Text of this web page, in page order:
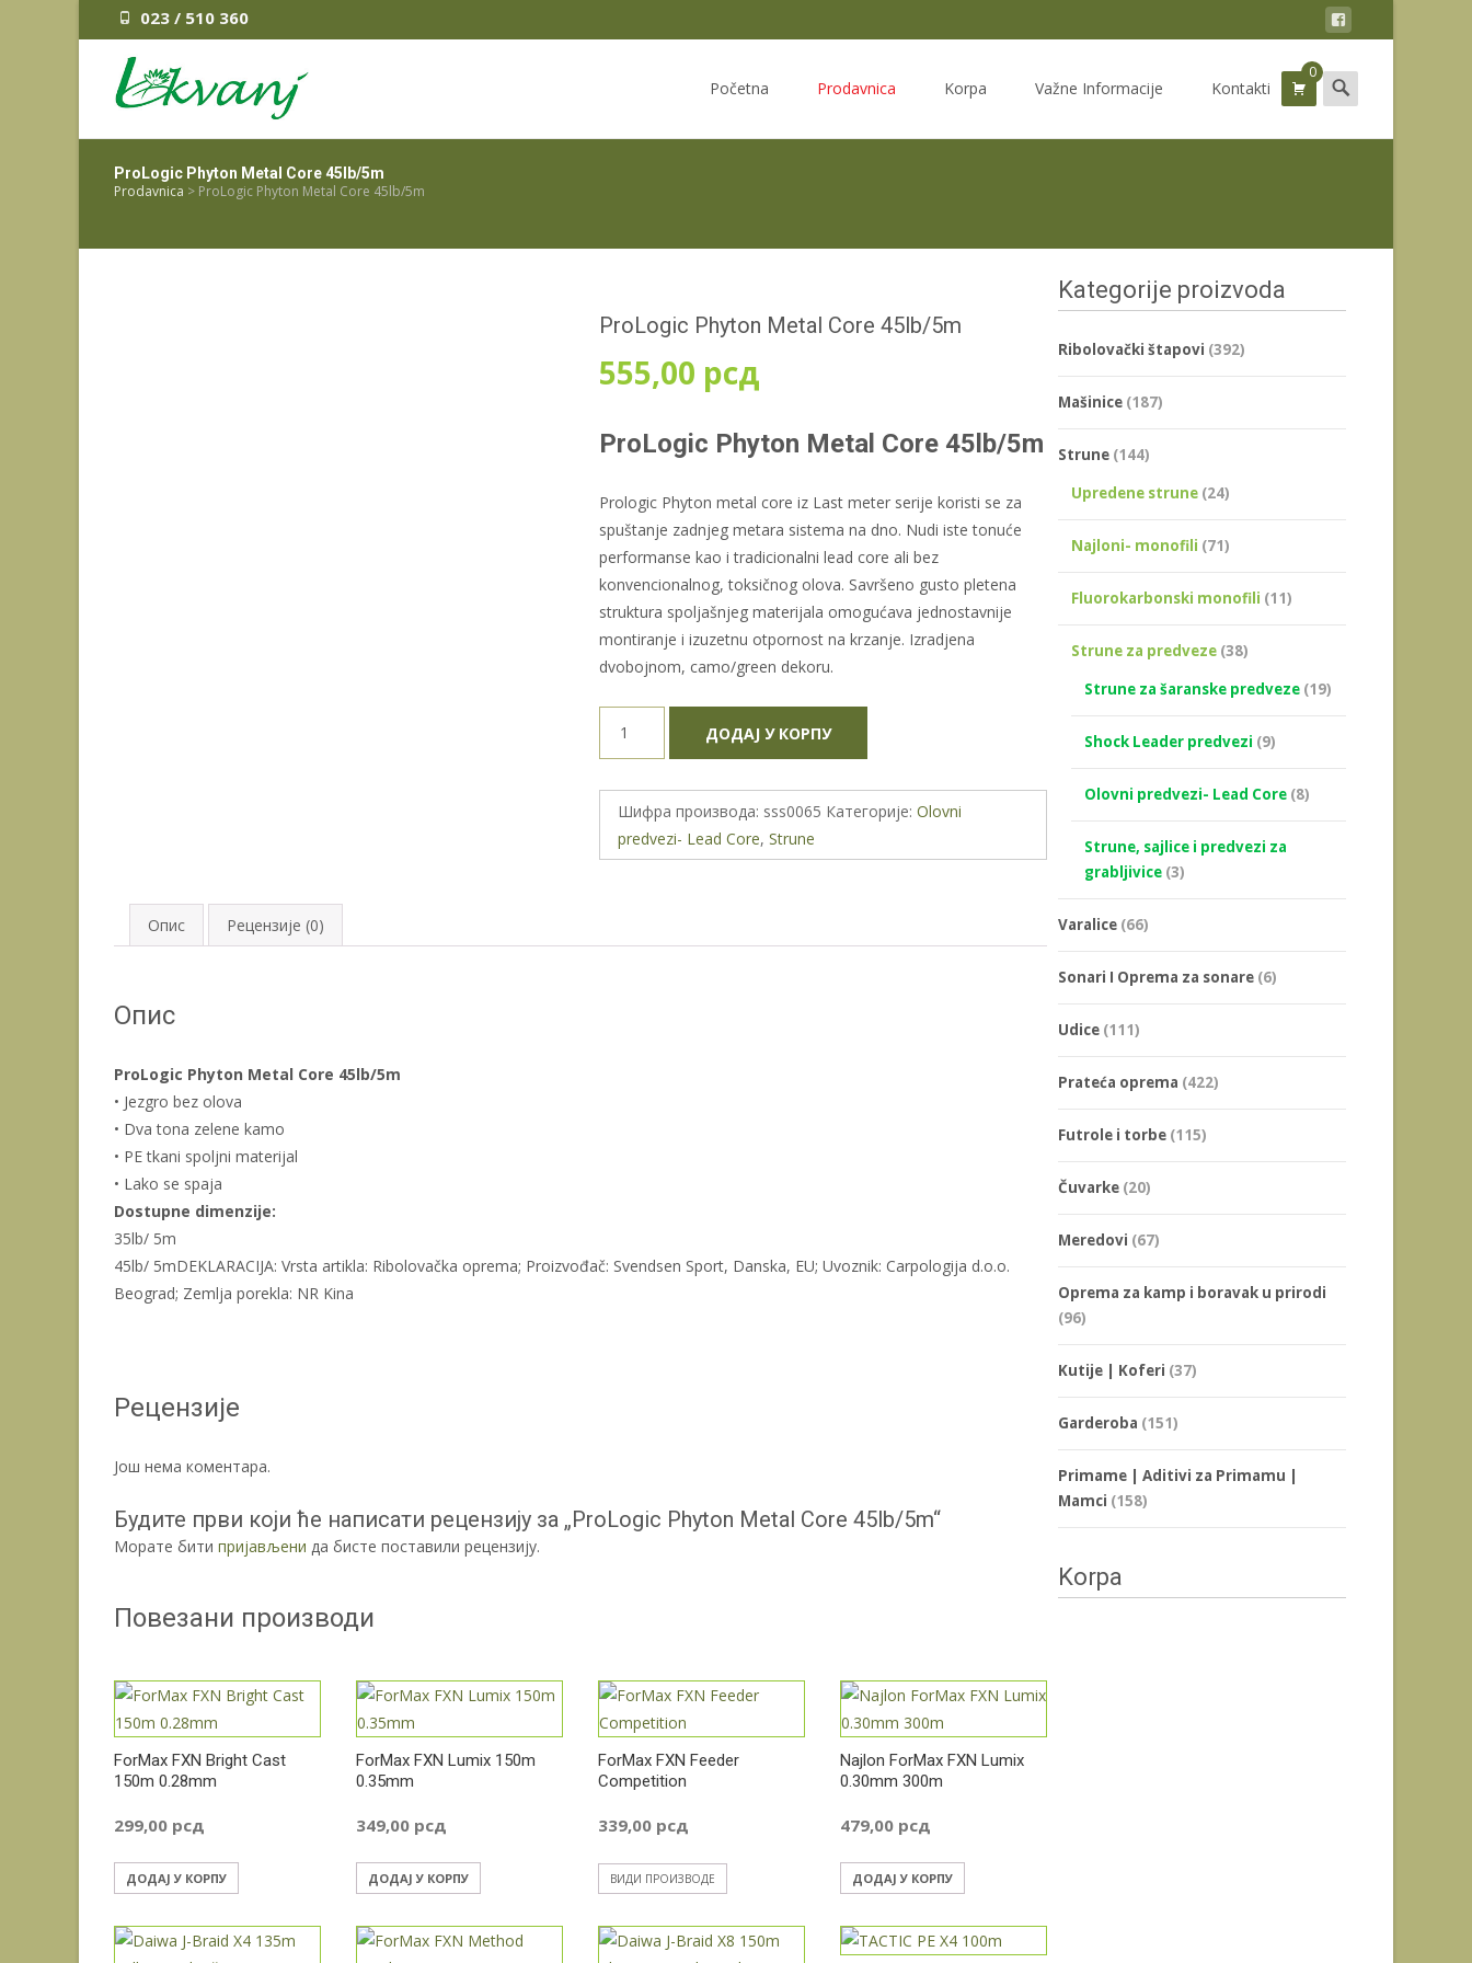
023 / 510 360
Početna Prodavnica Korpa Važne Informacije Kontakti
0 Search
for:
ProLogic Phyton Metal Core 45lb/5m
Prodavnica > ProLogic Phyton Metal Core 45lb/5m
ProLogic Phyton Metal Core 45lb/5m
555,00 рсд
ProLogic Phyton Metal Core 45lb/5m
Prologic Phyton metal core iz Last meter serije koristi se za
spuštanje zadnjeg metara sistema na dno. Nudi iste tonuće
performanse kao i tradicionalni lead core ali bez
konvencionalnog, toksičnog olova. Savršeno gusto pletena
struktura spoljašnjeg materijala omogućava jednostavnije
montiranje i izuzetnu otpornost na krzanje. Izradjena
dvobojnom, camo/green dekoru.
Core
45lb/5m
количина
ДОДАЈ У КОРПУ
Шифра производа: sss0065 Категорије:Olovni
predvezi- Lead Core,Strune
Опис Рецензије (0)
Опис
ProLogic Phyton Metal Core 45lb/5m
• Jezgro bez olova
• Dva tona zelene kamo
• PE tkani spoljni materijal
• Lako se spaja
Dostupne dimenzije:
35lb/ 5m
45lb/ 5mDEKLARACIJA: Vrsta artikla: Ribolovačka oprema; Proizvođač: Svendsen Sport, Danska, EU; Uvoznik: Carpologija d.o.o.
Beograd; Zemlja porekla: NR Kina
Рецензије
Још нема коментара.
Будите први који ће написати рецензију за „ProLogic Phyton Metal Core 45lb/5m“
Морате бити пријављени да бисте поставили рецензију.
Повезани производи
ForMax FXN Bright Cast
150m 0.28mm
299,00 рсд
ДОДАЈ У КОРПУ
ForMax FXN Lumix 150m
0.35mm
349,00 рсд
ДОДАЈ У КОРПУ
ForMax FXN Feeder
Competition
339,00 рсд
ВИДИ ПРОИЗВОДЕ
Najlon ForMax FXN Lumix
0.30mm 300m
479,00 рсд
ДОДАЈ У КОРПУ
Kategorije proizvoda
Ribolovački štapovi (392)
Mašinice (187)
Strune (144)
Upredene strune (24)
Najloni- monofili (71)
Fluorokarbonski monofili (11)
Strune za predveze (38)
Strune za šaranske predveze (19)
Shock Leader predvezi (9)
Olovni predvezi- Lead Core (8)
Strune, sajlice i predvezi za
grabljivice (3)
Varalice (66)
Sonari I Oprema za sonare (6)
Udice (111)
Prateća oprema (422)
Futrole i torbe (115)
Čuvarke (20)
Meredovi (67)
Oprema za kamp i boravak u prirodi
(96)
Kutije | Koferi (37)
Garderoba (151)
Primame | Aditivi za Primamu |
Mamci (158)
Korpa